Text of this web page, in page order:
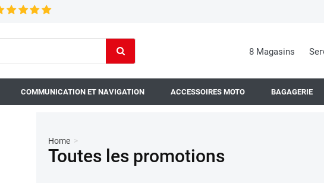
8 Magasins
COMMUNICATION ET NAVIGATION ACCESSOIRES MOTO BAGAGERIE
Home >
Toutes les promotions